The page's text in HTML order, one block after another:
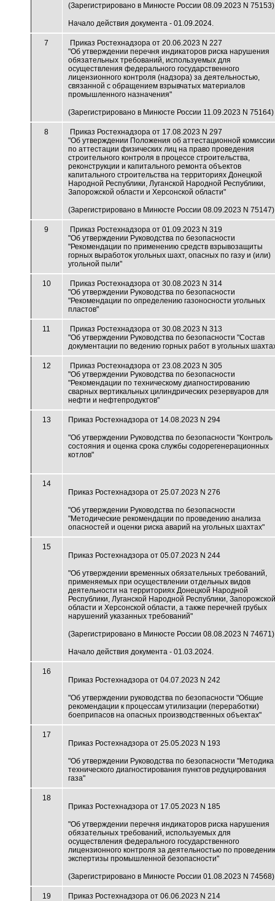
(Зарегистрировано в Минюсте России 08.09.2023 N 75153)
Начало действия документа - 01.09.2024.
7
Приказ Ростехнадзора от 20.06.2023 N 227
"Об утверждении перечня индикаторов риска нарушения
обязательных требований, используемых для
осуществления федерального государственного
лицензионного контроля (надзора) за деятельностью,
связанной с обращением взрывчатых материалов
промышленного назначения"
(Зарегистрировано в Минюсте России 11.09.2023 N 75164)
8
Приказ Ростехнадзора от 17.08.2023 N 297
"Об утверждении Положения об аттестационной комиссии
по аттестации физических лиц на право проведения
строительного контроля в процессе строительства,
реконструкции и капитального ремонта объектов
капитального строительства на территориях Донецкой
Народной Республики, Луганской Народной Республики,
Запорожской области и Херсонской области"
(Зарегистрировано в Минюсте России 08.09.2023 N 75147)
9
Приказ Ростехнадзора от 01.09.2023 N 319
"Об утверждении Руководства по безопасности
"Рекомендации по применению средств взрывозащиты
горных выработок угольных шахт, опасных по газу и (или)
угольной пыли"
10
Приказ Ростехнадзора от 30.08.2023 N 314
"Об утверждении Руководства по безопасности
"Рекомендации по определению газоносности угольных
пластов"
11
Приказ Ростехнадзора от 30.08.2023 N 313
"Об утверждении Руководства по безопасности "Состав
документации по ведению горных работ в угольных
12
Приказ Ростехнадзора от 23.08.2023 N 305
"Об утверждении Руководства по безопасности
"Рекомендации по техническому диагностированию
сварных вертикальных цилиндрических резервуаров для
нефти и нефтепродуктов"
13 Приказ Ростехнадзора от 14.08.2023 N 294
"Об утверждении Руководства по безопасности "Контроль
состояния и оценка срока службы содорегенерационных
котлов"
14
Приказ Ростехнадзора от 25.07.2023 N 276
"Об утверждении Руководства по безопасности
"Методические рекомендации по проведению анализа
опасностей и оценки риска аварий на угольных шахтах"
15
Приказ Ростехнадзора от 05.07.2023 N 244
"Об утверждении временных обязательных требований,
применяемых при осуществлении отдельных видов
деятельности на территориях Донецкой Народной
Республики, Луганской Народной Республики, Запорожской
области и Херсонской области, а также перечней грубых
нарушений указанных требований"
(Зарегистрировано в Минюсте России 08.08.2023 N 74671)
Начало действия документа - 01.03.2024.
16
Приказ Ростехнадзора от 04.07.2023 N 242
"Об утверждении руководства по безопасности "Общие
рекомендации к процессам утилизации (переработки)
боеприпасов на опасных производственных объектах"
17
Приказ Ростехнадзора от 25.05.2023 N 193
"Об утверждении Руководства по безопасности "Методика
технического диагностирования пунктов редуцирования
газа"
18
Приказ Ростехнадзора от 17.05.2023 N 185
"Об утверждении перечня индикаторов риска нарушения
обязательных требований, используемых для
осуществления федерального государственного
лицензионного контроля за деятельностью по
экспертизы промышленной безопасности"
(Зарегистрировано в Минюсте России 01.08.2023 N 74568)
19 Приказ Ростехнадзора от 06.06.2023 N 214